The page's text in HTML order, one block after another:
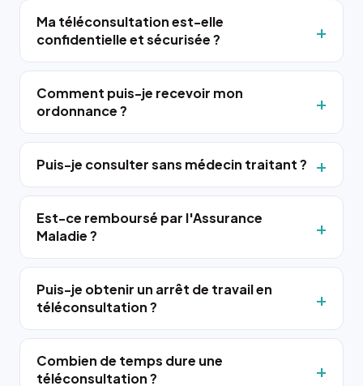
Ma téléconsultation est-elle
confidentielle et sécurisée ?
Comment puis-je recevoir mon
ordonnance ?
Puis-je consulter sans médecin traitant ?
Est-ce remboursé par l'Assurance
Maladie ?
Puis-je obtenir un arrêt de travail en
téléconsultation ?
Combien de temps dure une
téléconsultation ?